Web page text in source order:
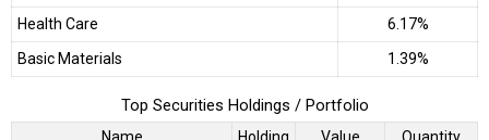
Health Care
6.17%
Basic Materials
1.39%
Top Securities Holdings / Portfolio